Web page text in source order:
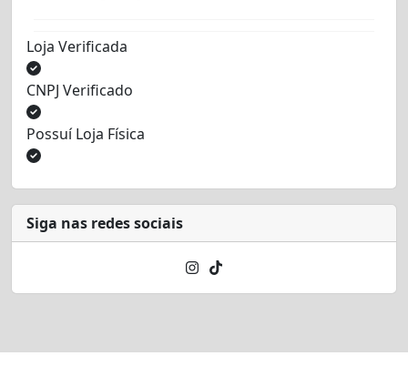
Loja Verificada
CNPJ Verificado
Possuí Loja Física
Siga nas redes sociais